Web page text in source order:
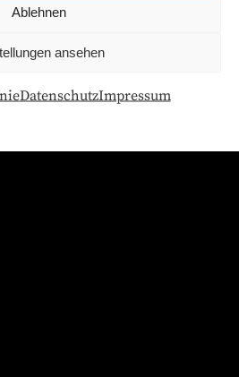
Ablehnen
ansehen
DatenschutzImpressum